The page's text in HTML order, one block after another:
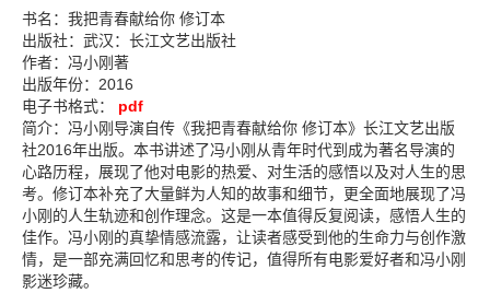
书名：我把青春献给你 修订本
出版社：武汉：长江文艺出版社
作者：冯小刚著
出版年份：2016
电子书格式：
pdf
简介：冯小刚导演自传《我把青春献给你 修订本》长江文艺出版
社2016年出版。本书讲述了冯小刚从青年时代到成为著名导演的
心路历程，展现了他对电影的热爱、对生活的感悟以及对人生的思
考。修订本补充了大量鲜为人知的故事和细节，更全面地展现了冯
小刚的人生轨迹和创作理念。这是一本值得反复阅读，感悟人生的
佳作。冯小刚的真挚情感流露，让读者感受到他的生命力与创作激
情，是一部充满回忆和思考的传记，值得所有电影爱好者和冯小刚
影迷珍藏。